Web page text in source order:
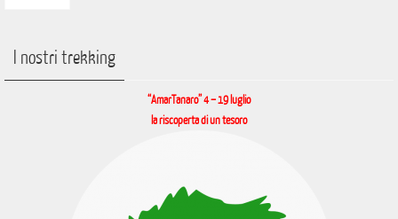
I nostri trekking
“AmarTanaro” 4 – 19 luglio
la riscoperta di un tesoro